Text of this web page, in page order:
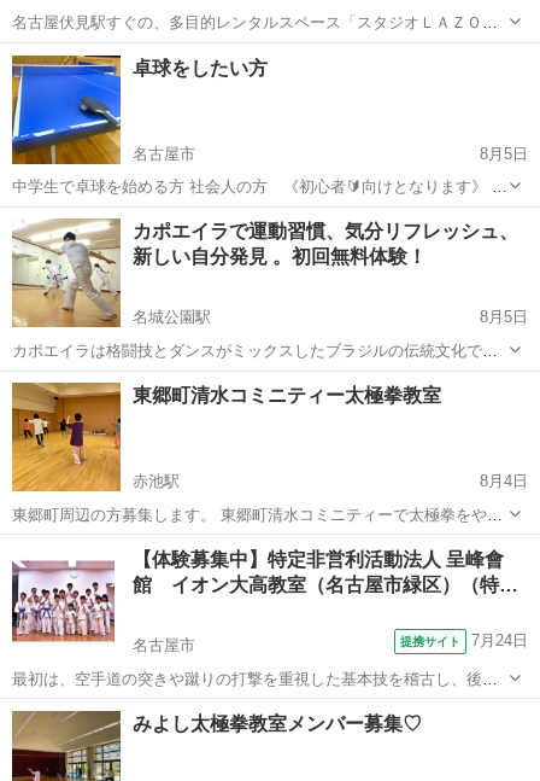
名古屋伏見駅すぐの、多目的レンタルスペース「スタジオＬＡＺＯ」
です。 8/14（金）、8/21（金）、「初心者のための太極拳入門」（予
約制）を開催します。 ※予約制です（予約人数が少ない場合は中止す
る場合がありま...
愛知 名古屋市 伏見駅 太極拳
卓球をしたい方
名古屋市
8月5日
中学生で卓球を始める方 社会人の方 《初心者🔰向けとなります》 打
ち方の基本からお伝えできればと思います。 中川区にて練習になりま
す。 詳細はご連絡ください。
愛知 名古屋市 卓球 社会人
カポエイラで運動習慣、気分リフレッシュ、
新しい自分発見 。初回無料体験！
名城公園駅
8月5日
カポエイラは格闘技とダンスがミックスしたブラジルの伝統文化で
す。 =================================== ◆運動習慣づく
り ◆気分リフレッシュ ◆新しい自分発見 ========...
愛知 名古屋市 名城公園駅 空手/他格闘技 カポエイラ
東郷町清水コミニティー太極拳教室
赤池駅
8月4日
東郷町周辺の方募集します。 東郷町清水コミニティーで太極拳をやっ
ています。 現在練習中の太極拳は 十四式太極拳 十六式太極拳 二十四
式太極拳 二十四式太極扇 八法五歩 初心者の方に向いています。親切
丁寧に教えます。 ...
赤池駅 太極拳
【体験募集中】特定非営利活動法人 呈峰會
館 イオン大高教室（名古屋市緑区）（特…
名古屋市 提携サイト 7月24日
最初は、空手道の突きや蹴りの打撃を重視した基本技を稽古し、後に
投げや小太刀を使って相手を制圧する組討道の技を習得していきま
す。防具を着け、突きや蹴りを受け合うので怪我をする事無く力の加
減を覚えられると同時に、少々の痛みを知る...
愛知 名古屋市 空手/他格闘技
みよし太極拳教室メンバー募集♡